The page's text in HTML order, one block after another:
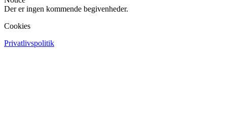
Der er ingen kommende begivenheder.
Cookies
Privatlivspolitik